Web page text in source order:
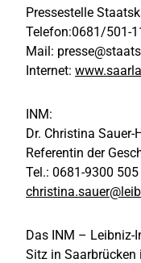
Pressestelle
Telefon:0681/501-
Mail:
Internet:
INM:
Dr. Christina Sauer-
Referentin der
Tel.: 0681-9300 505
Das INM –
Sitz in